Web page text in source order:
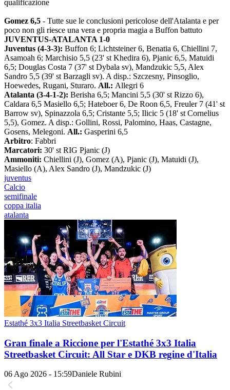
qualificazione
Gomez 6,5 - Tutte sue le conclusioni pericolose dell'Atalanta e per
poco non gli riesce una vera e propria magia a Buffon battuto
JUVENTUS-ATALANTA 1-0
Juventus (4-3-3): Buffon 6; Lichtsteiner 6, Benatia 6, Chiellini 7,
Asamoah 6; Marchisio 5,5 (23' st Khedira 6), Pjanic 6,5, Matuidi
6,5; Douglas Costa 7 (37' st Dybala sv), Mandzukic 5,5, Alex
Sandro 5,5 (39' st Barzagli sv). A disp.: Szczesny, Pinsoglio,
Hoewedes, Rugani, Sturaro. All.: Allegri 6
Atalanta (3-4-1-2): Berisha 6,5; Mancini 5,5 (30' st Rizzo 6),
Caldara 6,5 Masiello 6,5; Hateboer 6, De Roon 6,5, Freuler 7 (41' st
Barrow sv), Spinazzola 6,5; Cristante 5,5; Ilicic 5 (18' st Cornelius
5,5), Gomez. A disp.: Gollini, Rossi, Palomino, Haas, Castagne,
Gosens, Melegoni. All.: Gasperini 6,5
Arbitro: Fabbri
Marcatori: 30' st RIG Pjanic (J)
Ammoniti: Chiellini (J), Gomez (A), Pjanic (J), Matuidi (J),
Masiello (A), Alex Sandro (J), Mandzukic (J)
juventus
Calcio
semifinale
coppa italia
atalanta
Estathé 3x3 Italia Streetbasket Circuit
Gran finale a Riccione per l'Estathé 3x3 Italia
Streetbasket Circuit: All Star e DKB regine d'Italia
06 Ago 2026 - 15:59Daniele Rubini